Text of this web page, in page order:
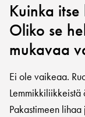
Kuinka
Oliko se
mukavaa
Ei ole vaikeaa.
Pakastimeen